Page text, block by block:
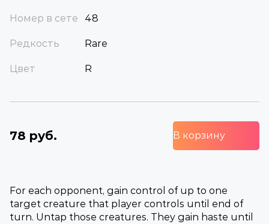
Номер в сете 48
Редкость Rare
Цвет R
78 руб. В корзину
For each opponent, gain control of up to one
target creature that player controls until end of
turn. Untap those creatures. They gain haste until